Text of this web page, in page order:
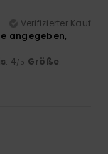
Verifizierter Kauf
angegeben,
: 4/5 Größe: